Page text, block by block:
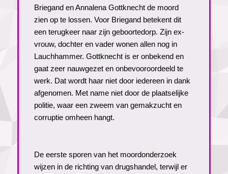
Briegand en Annalena Gottknecht de moord
zien op te lossen. Voor Briegand betekent dit
een terugkeer naar zijn geboortedorp. Zijn ex-
vrouw, dochter en vader wonen allen nog in
Lauchhammer. Gottknecht is er onbekend en
gaat zeer nauwgezet en onbevooroordeeld te
werk. Dat wordt haar niet door iedereen in dank
afgenomen. Met name niet door de plaatselijke
politie, waar een zweem van gemakzucht en
corruptie omheen hangt.
De eerste sporen van het moordonderzoek
wijzen in de richting van drugshandel, terwijl er